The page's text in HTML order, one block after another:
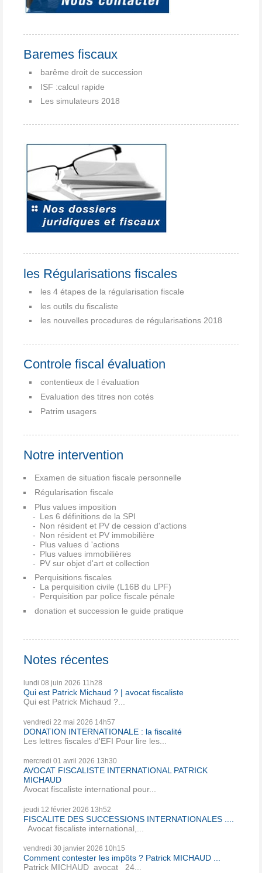
Baremes fiscaux
barême droit de succession
ISF :calcul rapide
Les simulateurs 2018
les Régularisations fiscales
les 4 étapes de la régularisation fiscale
les outils du fiscaliste
les nouvelles procedures de régularisations 2018
Controle fiscal évaluation
contentieux de l évaluation
Evaluation des titres non cotés
Patrim usagers
Notre intervention
Examen de situation fiscale personnelle
Régularisation fiscale
Plus values imposition
Les 6 définitions de la SPI
Non résident et PV de cession d'actions
Non résident et PV immobilière
Plus values d 'actions
Plus values immobilières
PV sur objet d'art et collection
Perquisitions fiscales
La perquisition civile (L16B du LPF)
Perquisition par police fiscale pénale
donation et succession le guide pratique
Notes récentes
lundi 08 juin 2026 11h28
Qui est Patrick Michaud ? | avocat fiscaliste
Qui est Patrick Michaud ?...
vendredi 22 mai 2026 14h57
DONATION INTERNATIONALE : la fiscalité
Les lettres fiscales d'EFI Pour lire les...
mercredi 01 avril 2026 13h30
AVOCAT FISCALISTE INTERNATIONAL PATRICK
MICHAUD
Avocat fiscaliste international pour...
jeudi 12 février 2026 13h52
FISCALITE DES SUCCESSIONS INTERNATIONALES ....
Avocat fiscaliste international,...
vendredi 30 janvier 2026 10h15
Comment contester les impôts ? Patrick MICHAUD ...
Patrick MICHAUD avocat 24...